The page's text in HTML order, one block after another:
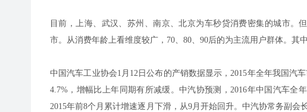
目前，上海、武汉、苏州、南京、北京为车秒贷消费密集的城市。
市。从消费年龄上看维度较广，70、80、90后的为主流用户群体。其
中国汽车工业协会1月12日公布的产销数据显示，2015年全年我国汽
4.7%，增幅比上年同期有所减缓。中汽协预测，2016年中国汽车全
2015年前8个月累计增速逐月下滑，从9月开始回升。中汽协常务副